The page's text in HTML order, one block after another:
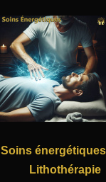
Soins énergétiques
Lithothérapie